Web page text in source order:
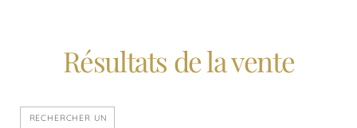
Résultats de la vente